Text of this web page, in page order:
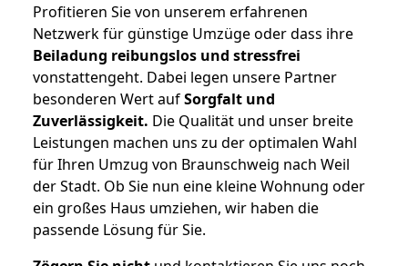
Profitieren Sie von unserem erfahrenen
Netzwerk für günstige Umzüge oder dass ihre
Beiladung reibungslos und stressfrei
vonstattengeht. Dabei legen unsere Partner
besonderen Wert aufSorgfalt und
Zuverlässigkeit. Die Qualität und unser breite
Leistungen machen uns zu der optimalen Wahl
für Ihren Umzug von Braunschweig nach Weil
der Stadt. Ob Sie nun eine kleine Wohnung oder
ein großes Haus umziehen, wir haben die
passende Lösung für Sie.